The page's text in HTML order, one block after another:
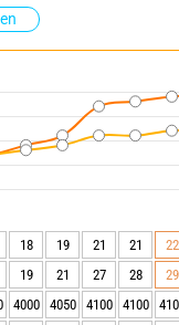
18 19 21 21
22
19 21 27 28
29
4000 4050 4100 4100